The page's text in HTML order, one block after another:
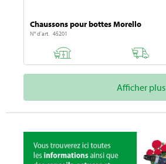
Chaussons pour bottes Morello
N° d'art. 45201
Afficher plus